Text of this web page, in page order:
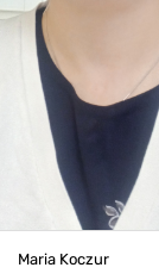
Maria Koczur